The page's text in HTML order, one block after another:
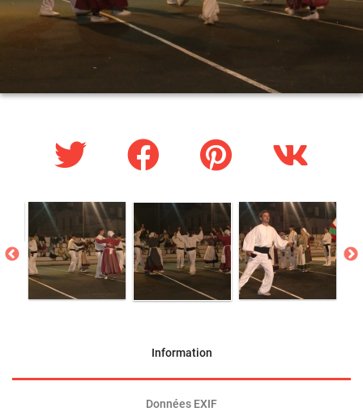
Information
Données EXIF